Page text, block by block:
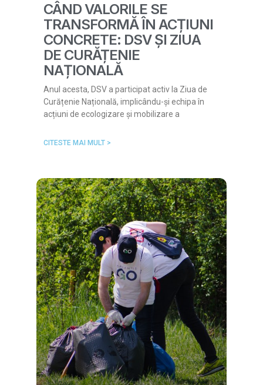
CÂND VALORILE SE
TRANSFORMĂ ÎN ACȚIUNI
CONCRETE: DSV ȘI ZIUA
DE CURĂȚENIE
NAȚIONALĂ
Anul acesta, DSV a participat activ la Ziua de
Curățenie Națională, implicându-și echipa în
acțiuni de ecologizare și mobilizare a
CITESTE MAI MULT >